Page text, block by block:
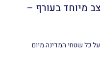
מיוחד בעורף –
כל שטחי המדינה מיום